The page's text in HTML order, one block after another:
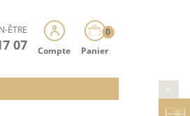
ÊTRE
07 Compte
0
Panier
>